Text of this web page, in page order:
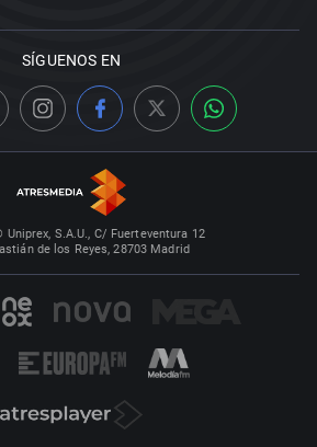
SÍGUENOS EN
Uniprex, S.A.U., C/ Fuerteventura 12
de los Reyes, 28703 Madrid